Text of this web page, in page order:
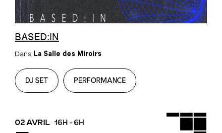
BASED:IN
Dans La Salle des Miroirs
DJ SET PERFORMANCE
02 AVRIL 16H - 6H